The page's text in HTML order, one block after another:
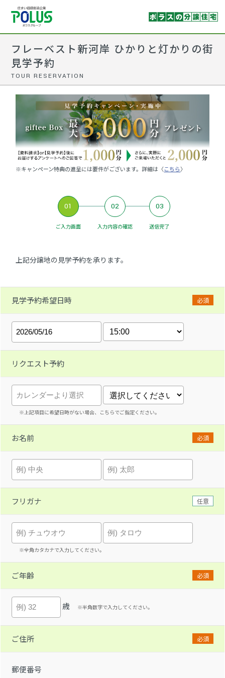
フレーベスト新河岸 ひかりと灯かりの街
見学予約
TOUR RESERVATION
※キャンペーン特典の進呈には要件がございます。詳細は〈こちら〉
01
ご入力画面
02
入力内容の確認
03
送信完了
上記分譲地の見学予約を承ります。
見学予約希望日時 必須
リクエスト予約
※上記項目に希望日時がない場合、こちらでご指定ください。
お名前 必須
フリガナ 任意
※全角カタカナで入力してください。
ご年齢 必須
歳 ※半角数字で入力してください。
ご住所 必須
郵便番号